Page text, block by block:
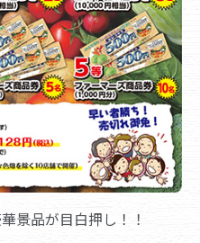
景品が目白押し！！